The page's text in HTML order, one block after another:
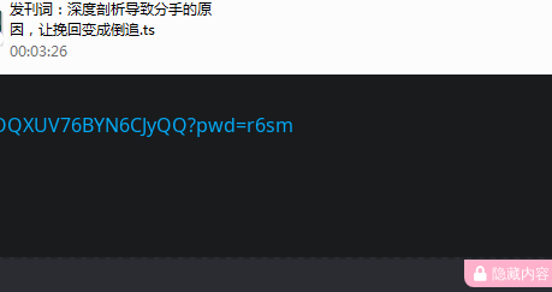
隐藏内容